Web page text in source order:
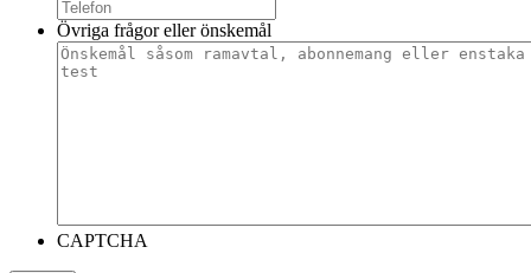
Övriga frågor eller önskemål
CAPTCHA